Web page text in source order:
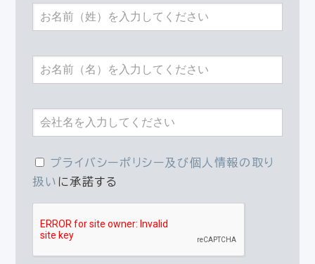
プライバシーポリシー及び個人情報の取り
扱い に承諾する